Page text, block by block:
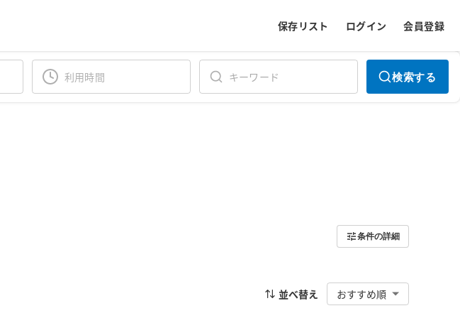
保存リスト ログイン 会員登録
検索する
条件の詳細
並べ替え おすすめ順